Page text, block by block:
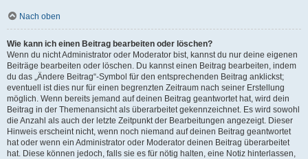
Nach oben
Wie kann ich einen Beitrag bearbeiten oder löschen?
Wenn du nicht Administrator oder Moderator bist, kannst du nur deine eigenen
Beiträge bearbeiten oder löschen. Du kannst einen Beitrag bearbeiten, indem
du das „Ändere Beitrag“-Symbol für den entsprechenden Beitrag anklickst;
eventuell ist dies nur für einen begrenzten Zeitraum nach seiner Erstellung
möglich. Wenn bereits jemand auf deinen Beitrag geantwortet hat, wird dein
Beitrag in der Themenansicht als überarbeitet gekennzeichnet. Es wird sowohl
die Anzahl als auch der letzte Zeitpunkt der Bearbeitungen angezeigt. Dieser
Hinweis erscheint nicht, wenn noch niemand auf deinen Beitrag geantwortet
hat oder wenn ein Administrator oder Moderator deinen Beitrag überarbeitet
hat. Diese können jedoch, falls sie es für nötig halten, eine Notiz hinterlassen,